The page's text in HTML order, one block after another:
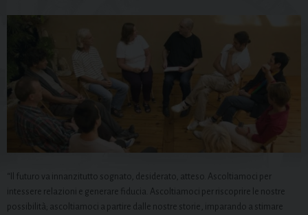
“Il futuro va innanzitutto sognato, desiderato, atteso. Ascoltiamoci per
intessere relazioni e generare fiducia. Ascoltiamoci per riscoprire le nostre
possibilità; ascoltiamoci a partire dalle nostre storie, imparando a stimare